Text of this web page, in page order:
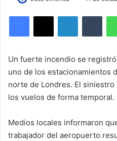
LinkedIn
Un fuerte incendio se
uno de los estacionamientos
norte de Londres. El
los vuelos de forma temporal.
Medios locales informaron
trabajador del aeropuerto